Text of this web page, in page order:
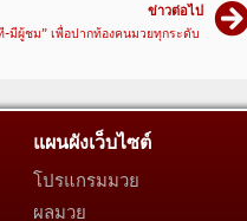
ข่าวต่อไป
-มีผู้ชม” เพื่อปากท้องคนมวยทุกระดับ
แผนผังเว็บไซต์
โปรแกรมมวย
ผลมวย